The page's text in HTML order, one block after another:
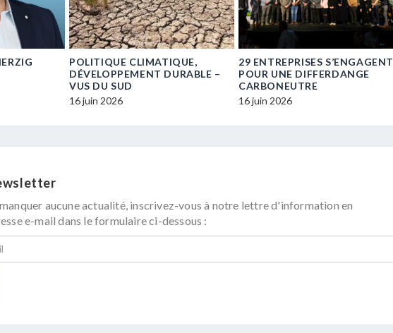
POLITIQUE CLIMATIQUE,
DÉVELOPPEMENT DURABLE –
VUS DU SUD
16 juin 2026
29 ENTREPRISES S’ENGAGENT
POUR UNE DIFFERDANGE
CARBONEUTRE
16 juin 2026
aucune actualité, inscrivez-vous à notre lettre d'information en
e-mail dans le formulaire ci-dessous :